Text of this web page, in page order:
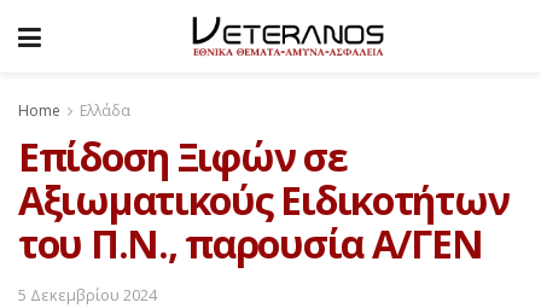
Home Ελλάδα
Επίδοση Ξιφών σε
Αξιωματικούς Ειδικοτήτων
του Π.Ν., παρουσία Α/ΓΕΝ
5 Δεκεμβρίου 2024